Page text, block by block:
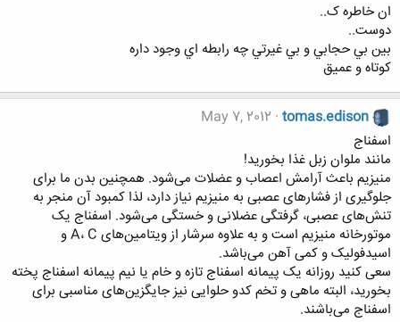
ان خاطره ک..
دوست..
بين بي حجابي و بي غيرتي چه رابطه اي وجود داره
کوتاه و عمیق
tomas.edison
May 7, 2012
اسفناج
مانند ملوان زبل غذا بخورید!
منیزیم باعث آرامش اعصاب و عضلات می‌شود. همچنین بدن ما برای
جلوگیری از فشارهای عصبی به منیزیم نیاز دارد، لذا کمبود آن منجر به
تنش‌های عصبی، گرفتگی عضلانی و خستگی می‌شود. اسفناج یک
موتورخانه منیزیم است و به علاوه سرشار از ویتامین‌های A، C و
اسیدفولیک و کمی آهن می‌باشد.
سعی کنید روزانه یک پیمانه اسفناج تازه و خام یا نیم پیمانه اسفناج پخته
بخورید، البته ماهی و تخم کدو حلوایی نیز جایگزین‌های مناسبی برای
اسفناج می‌باشند.